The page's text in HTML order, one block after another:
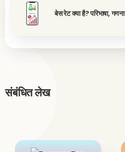
बेस रेट क्या है? परिभाषा,
संबंधित लेख